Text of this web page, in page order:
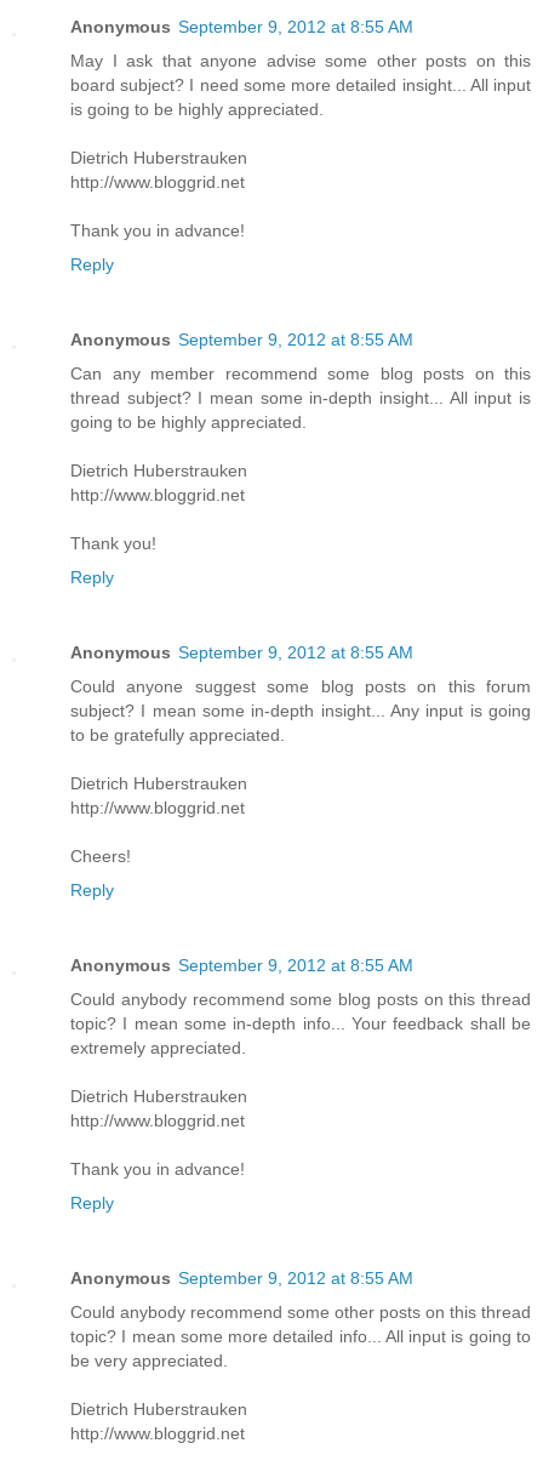
Anonymous September 9, 2012 at 8:55 AM
May I ask that anyone advise some other posts on this
board subject? I need some more detailed insight... All input
is going to be highly appreciated.
Dietrich Huberstrauken
http://www.bloggrid.net
Thank you in advance!
Reply
Anonymous September 9, 2012 at 8:55 AM
Can any member recommend some blog posts on this
thread subject? I mean some in-depth insight... All input is
going to be highly appreciated.
Dietrich Huberstrauken
http://www.bloggrid.net
Thank you!
Reply
Anonymous September 9, 2012 at 8:55 AM
Could anyone suggest some blog posts on this forum
subject? I mean some in-depth insight... Any input is going
to be gratefully appreciated.
Dietrich Huberstrauken
http://www.bloggrid.net
Cheers!
Reply
Anonymous September 9, 2012 at 8:55 AM
Could anybody recommend some blog posts on this thread
topic? I mean some in-depth info... Your feedback shall be
extremely appreciated.
Dietrich Huberstrauken
http://www.bloggrid.net
Thank you in advance!
Reply
Anonymous September 9, 2012 at 8:55 AM
Could anybody recommend some other posts on this thread
topic? I mean some more detailed info... All input is going to
be very appreciated.
Dietrich Huberstrauken
http://www.bloggrid.net